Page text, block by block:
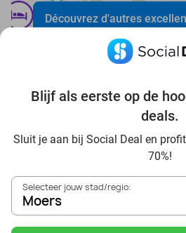
Blijf als eerste op de
deals.
Sluit je aan bij Social Deal en
70%!
Selecteer jouw stad/regio:
Moers
Découvrez d'autres
Voordelig genieten in Moers:
In die Sauna in Moers und
Tagesausflug zum Movie Park
Moers aus
Frühstück & Mittagessen in Moers